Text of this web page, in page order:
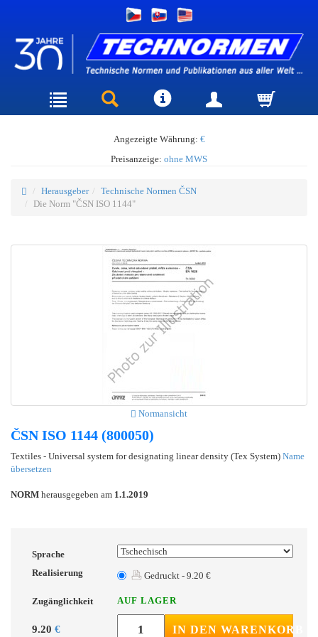
Angezeigte Währung: €
Preisanzeige: ohne MWS
Herausgeber
Technische Normen ČSN
Die Norm "ČSN ISO 1144"
Normansicht
ČSN ISO 1144 (800050)
Textiles - Universal system for designating linear density (Tex System) Name
übersetzen
NORM herausgegeben am 1.1.2019
Sprache
Realisierung
Gedruckt - 9.20 €
Zugänglichkeit AUF LAGER
9.20 € IN DEN WARENKORB